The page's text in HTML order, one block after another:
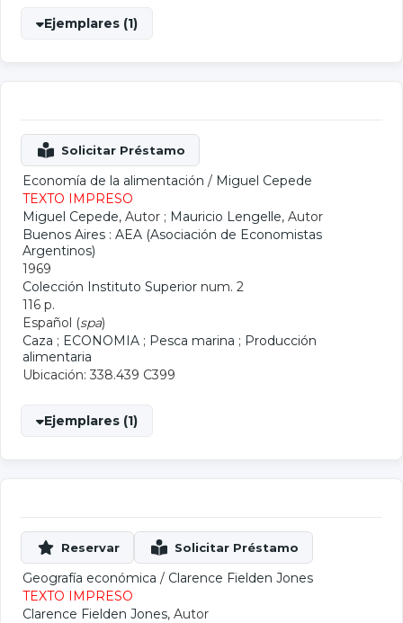
Ejemplares (1)
Economía de la alimentación / Miguel Cepede
TEXTO IMPRESO
Miguel Cepede, Autor ; Mauricio Lengelle, Autor
Buenos Aires : AEA (Asociación de Economistas
Argentinos)
1969
Colección Instituto Superior num. 2
116 p.
Español (spa)
Caza ; ECONOMIA ; Pesca marina ; Producción
alimentaria
Ubicación: 338.439 C399
Ejemplares (1)
Geografía económica / Clarence Fielden Jones
TEXTO IMPRESO
Clarence Fielden Jones, Autor